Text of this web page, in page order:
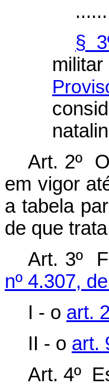
§
Art. 2º O
em vigor
a tabela
de que
Art. 3º
nº 4.307,
I - o art.
II - o art.
Art. 4º